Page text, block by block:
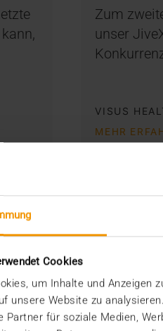
Cookies
um Inhalte und Anzeigen
unsere Website zu
Partner für soziale Medien,
Zum
unser
VISUS
MEHR